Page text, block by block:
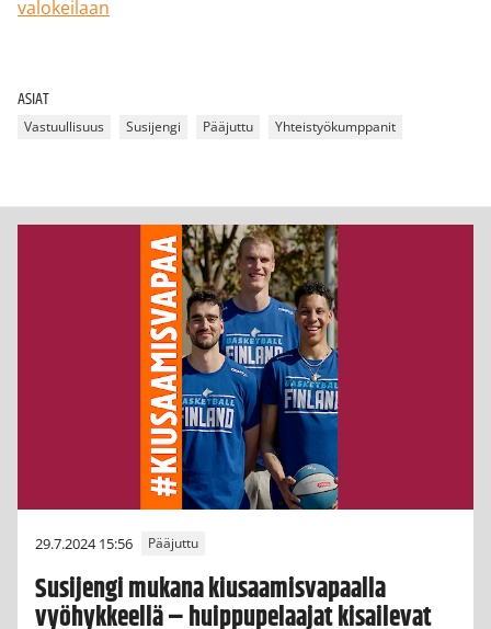
valokeilaan
ASIAT
Vastuullisuus Susijengi Pääjuttu Yhteistyökumppanit
29.7.2024 15:56 Pääjuttu
Susijengi mukana kiusaamisvapaalla
vyöhykkeellä – huippupelaajat kisailevat